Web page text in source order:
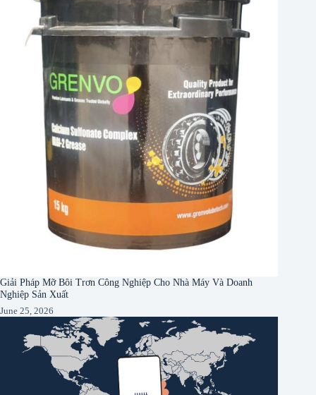
Giải Pháp Mỡ Bôi Trơn Công Nghiệp Cho Nhà Máy Và Doanh
Nghiệp Sản Xuất
June 25, 2026